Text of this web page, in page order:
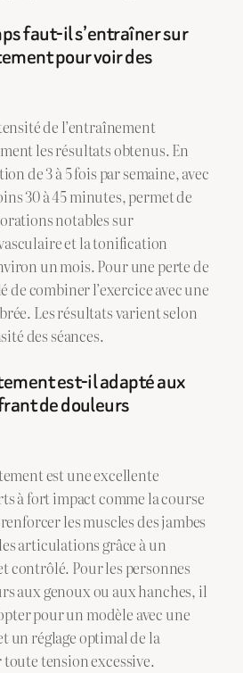
faut-il s’entraîner sur
pour voir des
de l’entraînement
les résultats obtenus. En
de 3 à 5 fois par semaine, avec
30 à 45 minutes, permet de
notables sur
et la tonification
un mois. Pour une perte de
de combiner l’exercice avec une
Les résultats varient selon
des séances.
est-il adapté aux
de douleurs
est une excellente
à fort impact comme la course
les muscles des jambes
articulations grâce à un
contrôlé. Pour les personnes
aux genoux ou aux hanches, il
pour un modèle avec une
un réglage optimal de la
tension excessive.